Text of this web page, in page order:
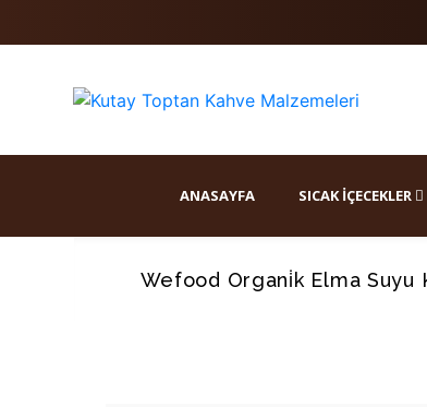
ANASAYFA SICAK İÇECEKLER
Wefood Organi̇k Elma Suyu